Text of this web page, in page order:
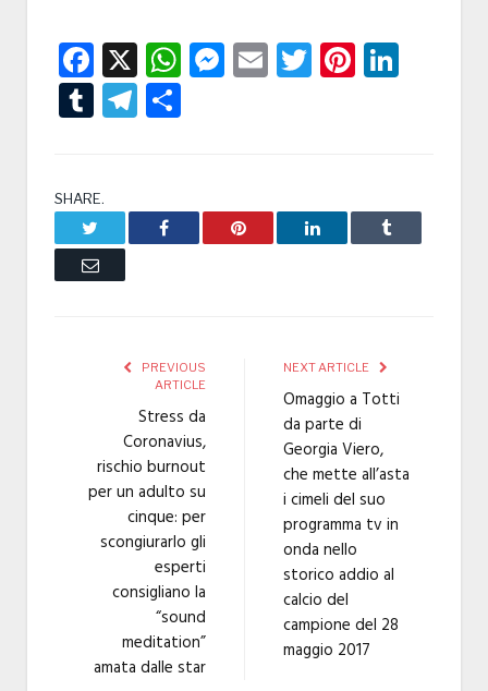
Facebook
X WhatsApp
Messenger
EmailTwitter
TumblrTelegram
SHARE.
Facebook Pinterest LinkedIn Tumblr
Email
PREVIOUS
ARTICLE
Stress da
Coronavius,
rischio burnout
per un adulto su
cinque: per
scongiurarlo gli
esperti
consigliano la
“sound
meditation”
amata dalle star
NEXT ARTICLE
Omaggio a Totti
da parte di
Georgia Viero,
che mette all’asta
i cimeli del suo
programma tv in
onda nello
storico addio al
calcio del
campione del 28
maggio 2017